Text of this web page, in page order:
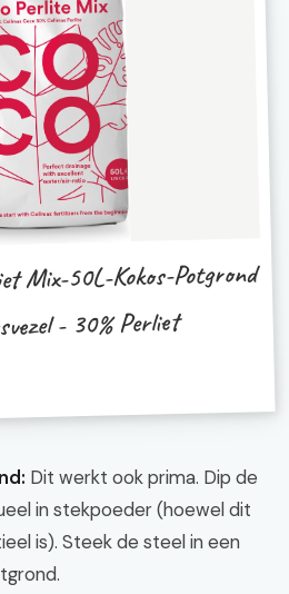
Mix-50L-Kokos-Potgrond
- 30% Perliet
Dit werkt ook prima. Dip de
in stekpoeder (hoewel dit
is). Steek de steel in een